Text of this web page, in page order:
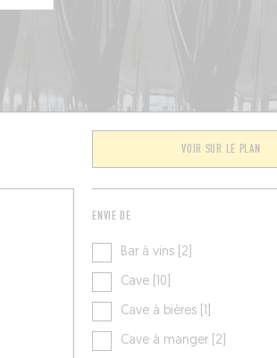
VOIR SUR LE PLAN
ENVIE DE
Bar à vins [2]
Cave [10]
Cave à bières [1]
Cave à manger [2]